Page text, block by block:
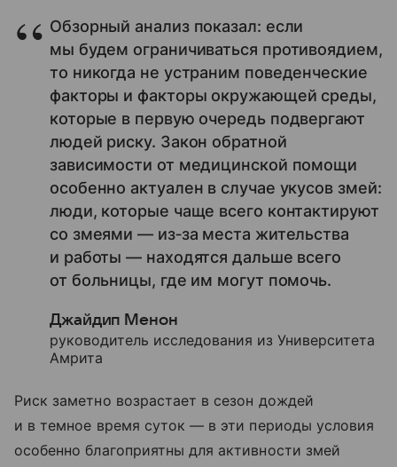
Обзорный анализ показал: если
мы будем ограничиваться противоядием,
то никогда не устраним поведенческие
факторы и факторы окружающей среды,
которые в первую очередь подвергают
людей риску. Закон обратной
зависимости от медицинской помощи
особенно актуален в случае укусов змей:
люди, которые чаще всего контактируют
со змеями — из‑за места жительства
и работы — находятся дальше всего
от больницы, где им могут помочь.
Джайдип Менон
руководитель исследования из Университета
Амрита
Риск заметно возрастает в сезон дождей
и в темное время суток — в эти периоды условия
особенно благоприятны для активности змей